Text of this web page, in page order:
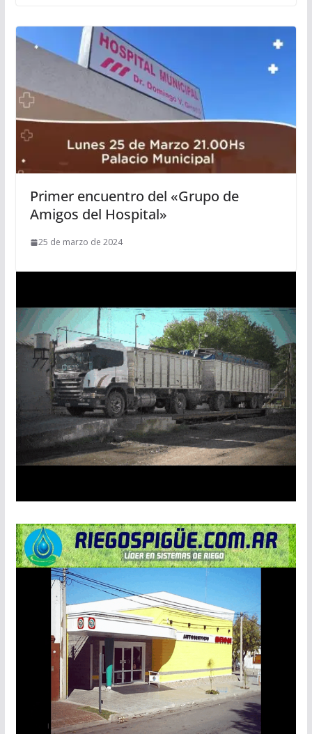
Primer encuentro del «Grupo de
Amigos del Hospital»
25 de marzo de 2024